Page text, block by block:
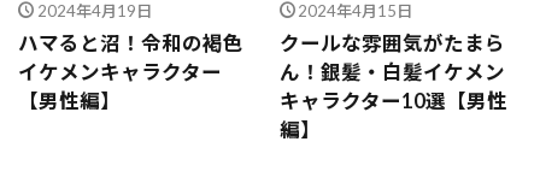
2024年4月19日
ハマると沼！令和の褐色
イケメンキャラクター
【男性編】
2024年4月15日
クールな雰囲気がたまら
ん！銀髪・白髪イケメン
キャラクター10選【男性
編】